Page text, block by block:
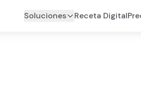
Soluciones Receta Digital